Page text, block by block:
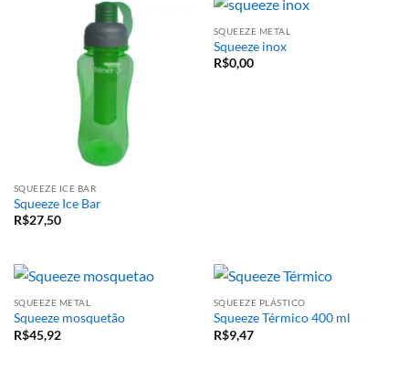
SQUEEZE ICE BAR
Squeeze Ice Bar
R$27,50
SQUEEZE METAL
Squeeze inox
R$0,00
SQUEEZE METAL
Squeeze mosquetão
R$45,92
SQUEEZE PLÁSTICO
Squeeze Térmico 400 ml
R$9,47